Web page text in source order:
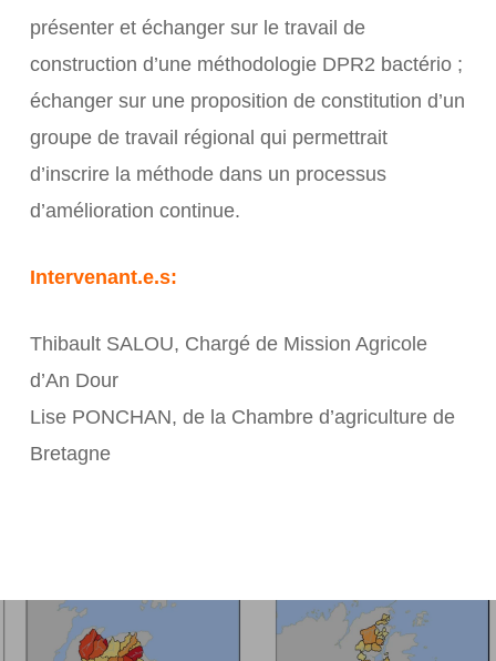
présenter et échanger sur le travail de
construction d’une méthodologie DPR2 bactério ;
échanger sur une proposition de constitution d’un
groupe de travail régional qui permettrait
d’inscrire la méthode dans un processus
d’amélioration continue.
Intervenant.e.s:
Thibault SALOU, Chargé de Mission Agricole
d’An Dour
Lise PONCHAN, de la Chambre d’agriculture de
Bretagne